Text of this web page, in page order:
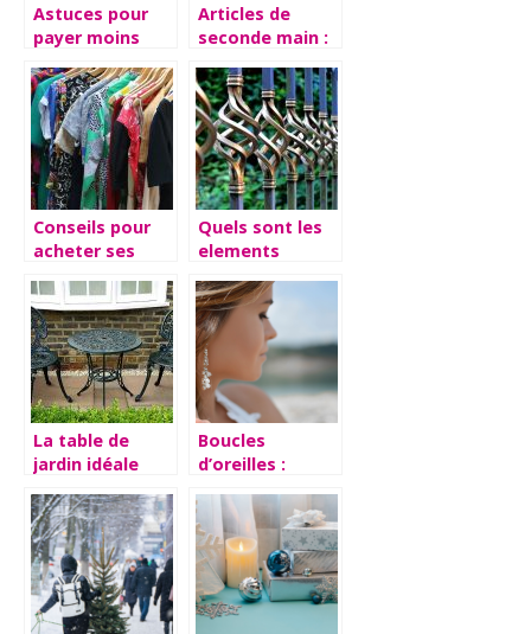
Astuces pour
payer moins
consommation
de nicotine.
Articles de
seconde main :
acheter et
vendre
Conseils pour
acheter ses
Quels sont les
elements
a votre jardin ?
La table de
jardin idéale
extérieur
Boucles
d’oreilles :
a suivre lors du
choix